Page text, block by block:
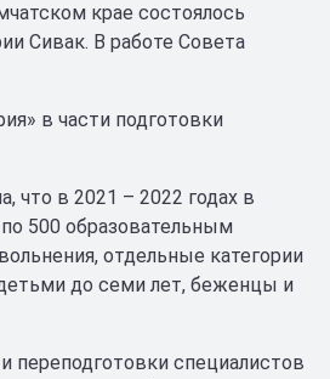
крае состоялось
Сивак. В работе Совета
в части подготовки
что в 2021 – 2022 годах в
500 образовательным
отдельные категории
до семи лет, беженцы и
переподготовки специалистов